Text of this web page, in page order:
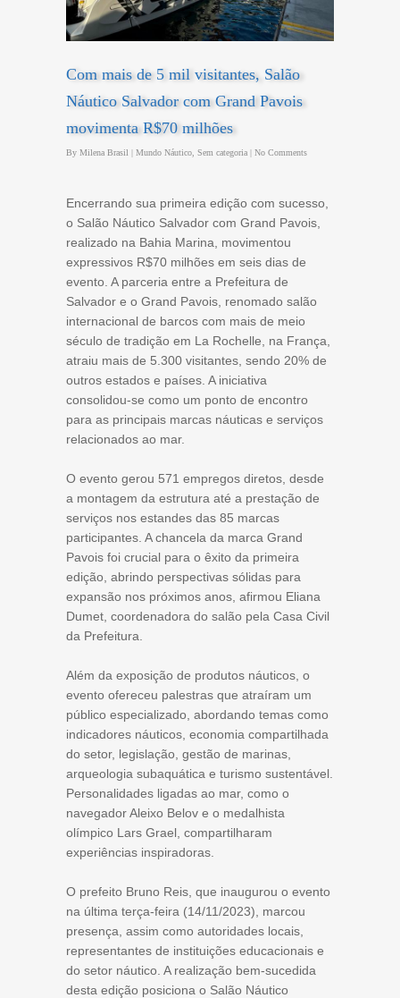
Com mais de 5 mil visitantes, Salão
Náutico Salvador com Grand Pavois
movimenta R$70 milhões
By Milena Brasil | Mundo Náutico Sem categoria | No Comments
Encerrando sua primeira edição com sucesso,
o Salão Náutico Salvador com Grand Pavois,
realizado na Bahia Marina, movimentou
expressivos R$70 milhões em seis dias de
evento. A parceria entre a Prefeitura de
Salvador e o Grand Pavois, renomado salão
internacional de barcos com mais de meio
século de tradição em La Rochelle, na França,
atraiu mais de 5.300 visitantes, sendo 20% de
outros estados e países. A iniciativa
consolidou-se como um ponto de encontro
para as principais marcas náuticas e serviços
relacionados ao mar.
O evento gerou 571 empregos diretos, desde
a montagem da estrutura até a prestação de
serviços nos estandes das 85 marcas
participantes. A chancela da marca Grand
Pavois foi crucial para o êxito da primeira
edição, abrindo perspectivas sólidas para
expansão nos próximos anos, afirmou Eliana
Dumet, coordenadora do salão pela Casa Civil
da Prefeitura.
Além da exposição de produtos náuticos, o
evento ofereceu palestras que atraíram um
público especializado, abordando temas como
indicadores náuticos, economia compartilhada
do setor, legislação, gestão de marinas,
arqueologia subaquática e turismo sustentável.
Personalidades ligadas ao mar, como o
navegador Aleixo Belov e o medalhista
olímpico Lars Grael, compartilharam
experiências inspiradoras.
O prefeito Bruno Reis, que inaugurou o evento
na última terça-feira (14/11/2023), marcou
presença, assim como autoridades locais,
representantes de instituições educacionais e
do setor náutico. A realização bem-sucedida
desta edição posiciona o Salão Náutico